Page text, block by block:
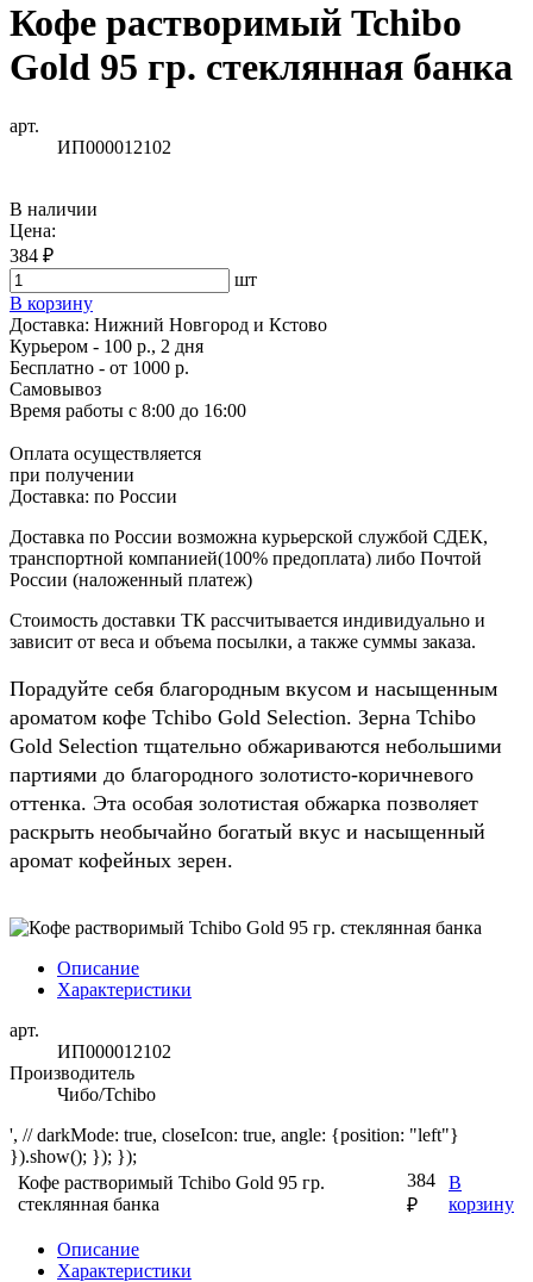
Кофе растворимый Tchibo
Gold 95 гр. стеклянная банка
арт.
ИП000012102
В наличии
Цена:
384 ₽
шт
В корзину
Доставка: Нижний Новгород и Кстово
Курьером - 100 р., 2 дня
Бесплатно - от 1000 р.
Самовывоз
Время работы с 8:00 до 16:00
Оплата осуществляется
при получении
Доставка: по России
Доставка по России возможна курьерской службой СДЕК,
транспортной компанией(100% предоплата) либо Почтой
России (наложенный платеж)
Стоимость доставки ТК рассчитывается индивидуально и
зависит от веса и объема посылки, а также суммы заказа.
Порадуйте себя благородным вкусом и насыщенным
ароматом кофе Tchibo Gold Selection. Зерна Tchibo
Gold Selection тщательно обжариваются небольшими
партиями до благородного золотисто-коричневого
оттенка. Эта особая золотистая обжарка позволяет
раскрыть необычайно богатый вкус и насыщенный
аромат кофейных зерен.
Описание
Характеристики
арт.
ИП000012102
Производитель
Чибо/Tchibo
', // darkMode: true, closeIcon: true, angle: {position: "left"}
}).show(); }); });
Кофе растворимый Tchibo Gold 95 гр.
стеклянная банка
384
₽
В
корзину
Описание
Характеристики